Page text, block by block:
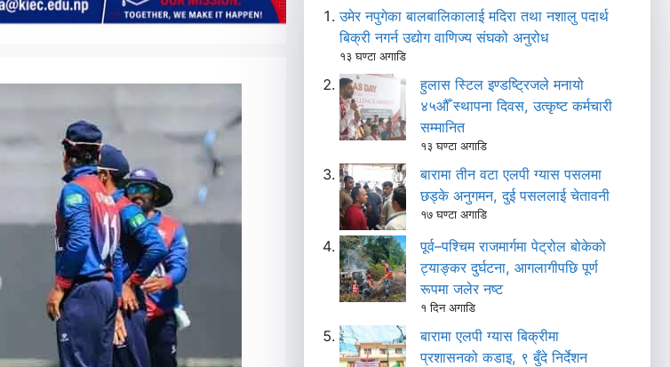
उमेर नपुगेका बालबालिकालाई मदिरा तथा नशालु पदार्थ
बिक्री नगर्न उद्योग वाणिज्य संघको अनुरोध
१३ घण्टा अगाडि
हुलास स्टिल इण्डष्ट्रिजले मनायो
४५औँ स्थापना दिवस, उत्कृष्ट कर्मचारी
सम्मानित
१३ घण्टा अगाडि
बारामा तीन वटा एलपी ग्यास पसलमा
छड्के अनुगमन, दुई पसललाई चेतावनी
१७ घण्टा अगाडि
पूर्व–पश्चिम राजमार्गमा पेट्रोल बोकेको
ट्याङ्कर दुर्घटना, आगलागीपछि पूर्ण
रूपमा जलेर नष्ट
१ दिन अगाडि
बारामा एलपी ग्यास बिक्रीमा
प्रशासनको कडाइ, ९ बुँदे निर्देशन